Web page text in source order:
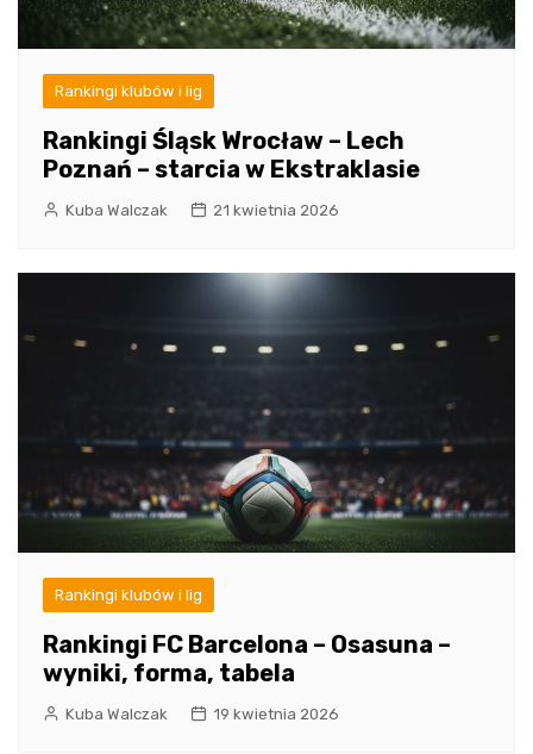
Rankingi klubów i lig
Rankingi Śląsk Wrocław – Lech
Poznań – starcia w Ekstraklasie
Kuba Walczak 21 kwietnia 2026
Rankingi klubów i lig
Rankingi FC Barcelona – Osasuna –
wyniki, forma, tabela
Kuba Walczak 19 kwietnia 2026